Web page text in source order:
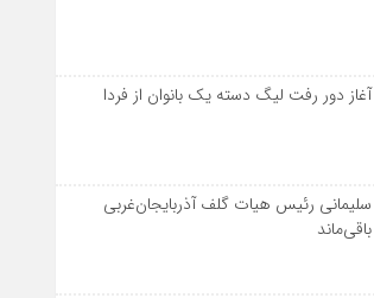
آغاز دور رفت لیگ دسته یک بانوان از فردا
سلیمانی رئیس هیات گلف آذربایجان‌غربی
باقی‌ماند